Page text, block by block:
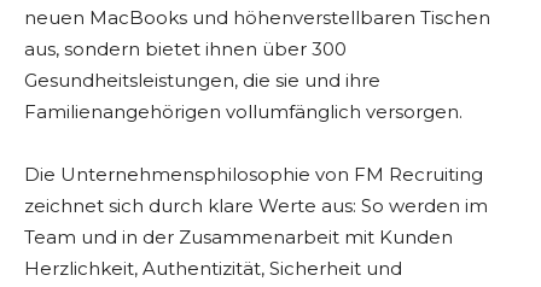
neuen MacBooks und höhenverstellbaren Tischen
aus, sondern bietet ihnen über 300
Gesundheitsleistungen, die sie und ihre
Familienangehörigen vollumfänglich versorgen.
Die Unternehmensphilosophie von FM Recruiting
zeichnet sich durch klare Werte aus: So werden im
Team und in der Zusammenarbeit mit Kunden
Herzlichkeit, Authentizität, Sicherheit und